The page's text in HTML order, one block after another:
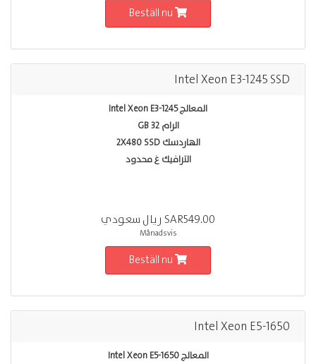
Intel Xeon E3-1245 SSD
المعالج Intel Xeon E3-1245
الرام 32 GB
الهاردسك 2X480 SSD
الترافيك غ محدود
SAR549.00 ريال سعودي
Månadsvis
Intel Xeon E5-1650
المعالج Intel Xeon E5-1650